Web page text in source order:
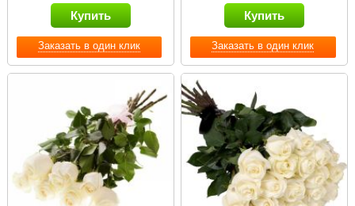
Заказать в один клик
Купить
Заказать в один клик
Купить